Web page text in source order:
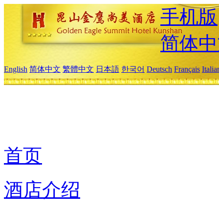
手机版
简体
English 简体中文 繁體中文 日本語 한국어 Deutsch Français
首页
酒店介绍